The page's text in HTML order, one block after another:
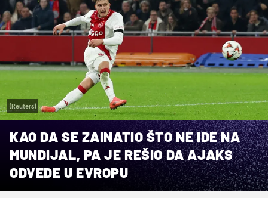
(Reuters)
KAO DA SE ZAINATIO ŠTO NE IDE NA
MUNDIJAL, PA JE REŠIO DA AJAKS
ODVEDE U EVROPU